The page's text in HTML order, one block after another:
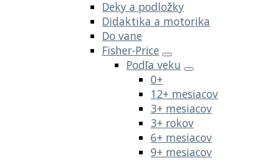
Deky a podložky
Didaktika a motorika
Do vane
Fisher-Price
Podľa veku
0+
12+ mesiacov
3+ mesiacov
3+ rokov
6+ mesiacov
9+ mesiacov